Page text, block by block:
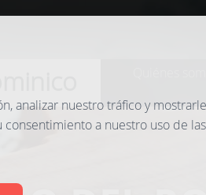
analizar nuestro tráfico y
a nuestro uso de